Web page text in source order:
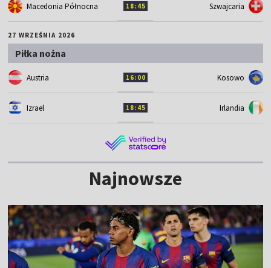
Macedonia Północna 18:45 Szwajcaria
27 WRZEŚNIA 2026
Piłka nożna
Austria 16:00 Kosowo
Izrael 18:45 Irlandia
Najnowsze